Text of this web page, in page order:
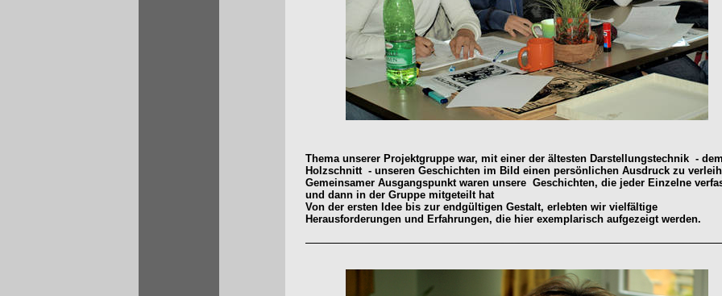
Thema unserer Projektgruppe war, mit einer der ältesten Darstellungstechnik -
Holzschnitt - unseren Geschichten im Bild einen persönlichen Ausdruck zu
Gemeinsamer Ausgangspunkt waren unsere Geschichten, die jeder Einzelne
und dann in der Gruppe mitgeteilt hat
Von der ersten Idee bis zur endgültigen Gestalt, erlebten wir vielfältige
Herausforderungen und Erfahrungen, die hier exemplarisch aufgezeigt werden.